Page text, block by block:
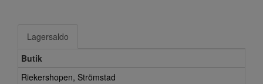
Lagersaldo
Butik
Riekershopen, Strömstad